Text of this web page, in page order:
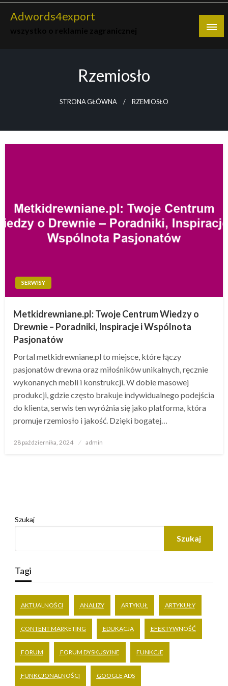
Skip
Adwords4export
Rzemiosło
STRONA GŁÓWNA RZEMIOSŁO
SERWISY
Metkidrewniane.pl: Twoje Centrum Wiedzy o
Drewnie – Poradniki, Inspiracje i Wspólnota
Pasjonatów
Portal metkidrewniane.pl to miejsce, które łączy
pasjonatów drewna oraz miłośników unikalnych, ręcznie
wykonanych mebli i konstrukcji. W dobie masowej
produkcji, gdzie często brakuje indywidualnego podejścia
do klienta, serwis ten wyróżnia się jako platforma, która
promuje rzemiosło i jakość. Dzięki bogatej…
Opublikowane
28 października, 2024 admin
Szukaj
Szukaj
Tagi
AKTUALNOŚCI ANALIZY ARTYKUŁ ARTYKUŁY
CONTENT MARKETING EDUKACJA EFEKTYWNOŚĆ
FORUM FORUM DYSKUSYJNE FUNKCJE
FUNKCJONALNOŚCI GOOGLE ADS